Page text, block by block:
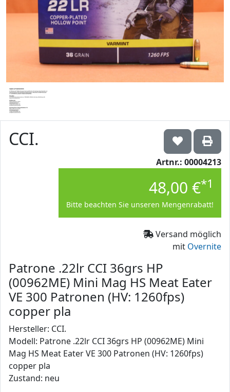
Artnr.: 00004213
48,00 €*1
Bitte beachten Sie unseren Mengenrabatt!
Versand möglich
mit Overnite
CCI.
Patrone .22lr CCI 36grs HP
(00962ME) Mini Mag HS Meat Eater
VE 300 Patronen (HV: 1260fps)
copper pla
Hersteller: CCI.
Modell: Patrone .22lr CCI 36grs HP (00962ME) Mini
Mag HS Meat Eater VE 300 Patronen (HV: 1260fps)
copper pla
Zustand: neu